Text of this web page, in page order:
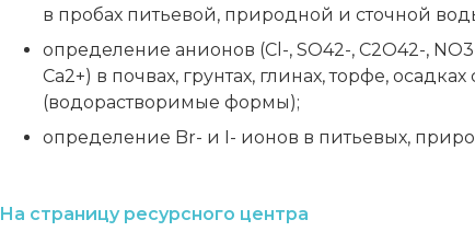
в пробах питьевой, природной и сточной
определение анионов (Cl-, SO42-, C2O42-,
Ca2+) в почвах, грунтах, глинах, торфе,
(водорастворимые формы);
определение Br- и I- ионов в питьевых,
На страницу ресурсного центра